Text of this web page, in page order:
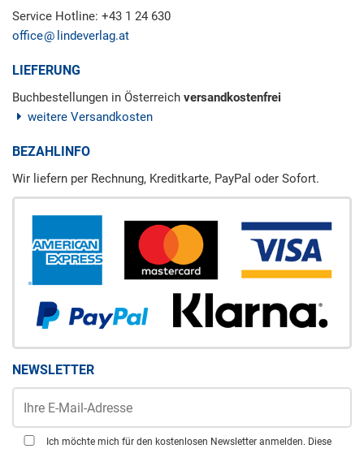
Service Hotline: +43 1 24 630
office
lindeverlag.at
LIEFERUNG
Buchbestellungen in Österreich versandkostenfrei
weitere Versandkosten
BEZAHLINFO
Wir liefern per Rechnung, Kreditkarte, PayPal oder Sofort.
NEWSLETTER
Ich möchte mich für den kostenlosen Newsletter anmelden. Diese